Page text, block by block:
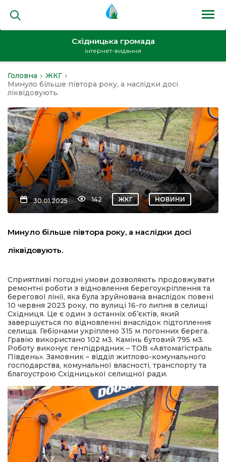
Східницька громада
інтернет-видання
Головна
ЖКГ
Минуло більше півтора року, а наслідки досі
ліквідовують.
30.01.2025 142 ЖКГ НОВИНИ
Минуло більше півтора року, а наслідки досі
ліквідовують.
Сприятливі погодні умови дозволяють продовжувати
ремонтні роботи з відновлення берегоукріплення та
берегової лінії, яка була зруйнована внаслідок повені
10 червня 2023 року, по вулиці 16-го липня в селищі
Східниця. Це є один з останніх обʼєктів, який
завершується по відновленні внаслідок підтоплення
селища. Гебіонами укріплено 315 м погонних берега.
Гравію використано 102 м3. Камінь бутовий 795 м3.
Роботу виконує генпідрядник – ТОВ «Автомагістраль
Південь». Замовник – відділ житлово-комунального
господарства, комунальної власності, транспорту та
благоустрою Східницької селищної ради.